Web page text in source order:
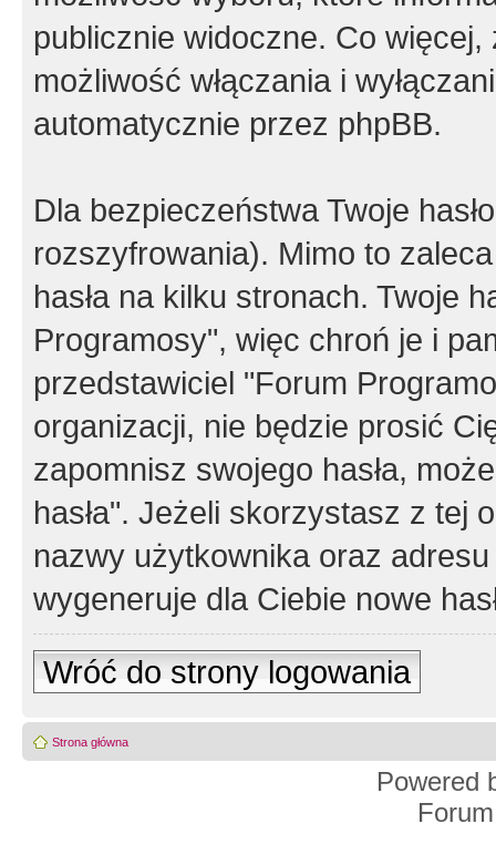
publicznie widoczne. Co
możliwość włączania i
automatycznie przez phpBB.
Dla bezpieczeństwa Twoje
rozszyfrowania). Mimo to
hasła na kilku stronach. Twoje
Programosy", więc chroń je i
przedstawiciel "Forum
organizacji, nie będzie prosić
zapomnisz swojego hasła,
hasła". Jeżeli skorzystasz z tej
nazwy użytkownika oraz
wygeneruje dla Ciebie nowe
Wróć do strony logowania
Strona główna
Powered